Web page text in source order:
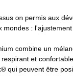
on permis aux
:
combine un
et
qui peuvent être